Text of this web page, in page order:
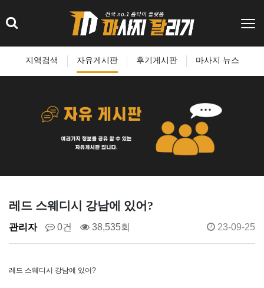
지역검색 자유게시판 후기게시판 마사지 뉴스
레드 스웨디시 강남에 있어?
관리자 0건 38,535회 23-09-25
레드 스웨디시 강남에 있어?